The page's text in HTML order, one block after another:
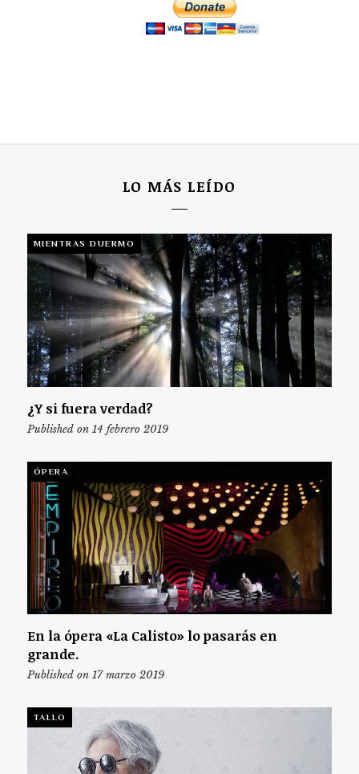
LO MÁS LEÍDO
MIENTRAS DUERMO
¿Y si fuera verdad?
Published on 14 febrero 2019
ÓPERA
En la ópera «La Calisto» lo pasarás en
grande.
Published on 17 marzo 2019
TALLO